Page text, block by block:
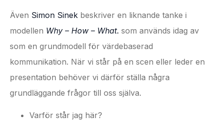
Även Simon Sinek beskriver en liknande tanke i
modellen Why – How – What. som används idag av
som en grundmodell för värdebaserad
kommunikation. När vi står på en scen eller leder en
presentation behöver vi därför ställa några
grundläggande frågor till oss själva.
Varför står jag här?